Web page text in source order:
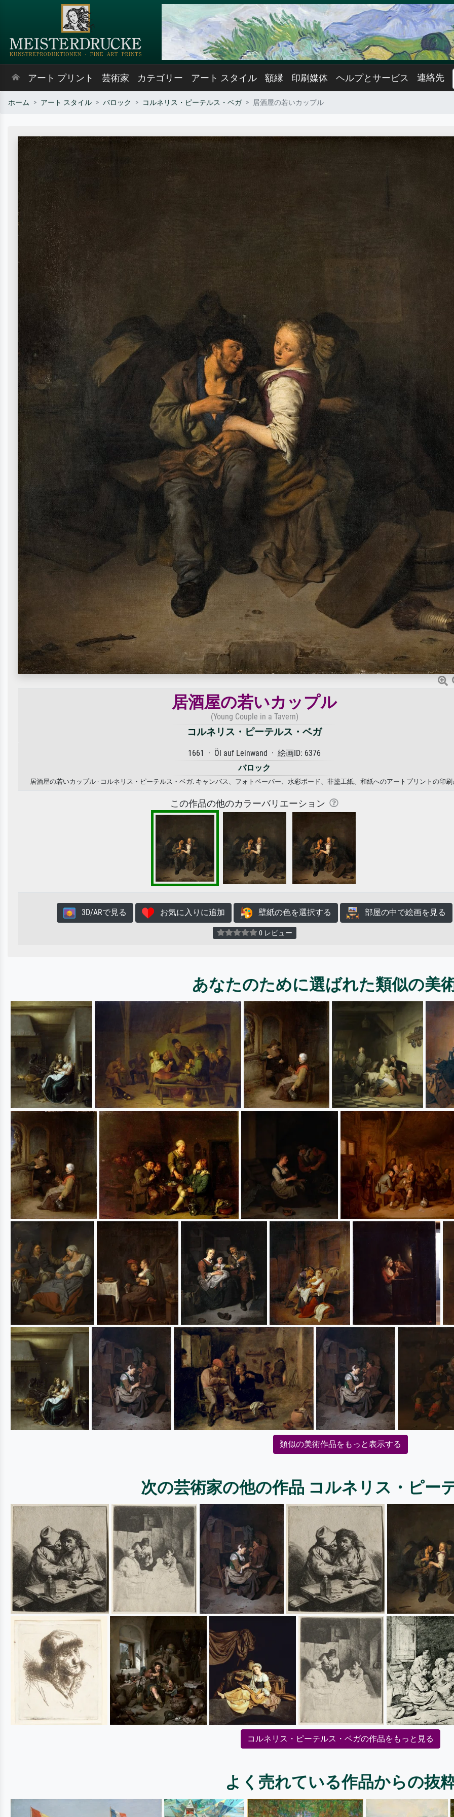
アート プリント 芸術家 カテゴリー アート スタイル 額縁 印刷媒体 ヘルプとサービス 連絡先
ホーム アート スタイル バロック コルネリス・ピーテルス・ベガ 居酒屋の若いカップル
居酒屋の若いカップル
(Young Couple in a Tavern)
コルネリス・ピーテルス・ベガ
1661 · Öl auf Leinwand · 絵画ID: 6376
バロック
居酒屋の若いカップル · コルネリス・ピーテルス・ベガ. キャンバス、フォトペーパー、水彩ボード、非塗工紙、和紙へのアートプリントの印
この作品の他のカラーバリエーション
3D/ARで見る お気に入りに追加 壁紙の色を選択する 部屋の中で絵画を見る
0 レビュー
あなたのために選ばれた類似の美
類似の美術作品をもっと表示する
次の芸術家の他の作品 コルネリス・ピー
コルネリス・ピーテルス・ベガの作品をもっと見る
よく売れている作品からの抜